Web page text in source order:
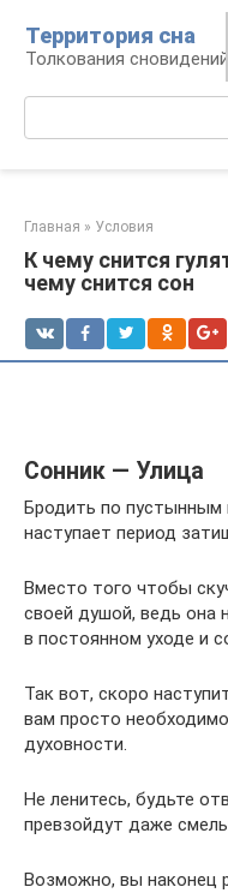
контенту
Территория сна
Толкования сновидений
Главная » Условия
К чему снится
чему снится сон
Сонник — Улица
Бродить по пустынным
наступает период
Вместо того чтобы
своей душой, ведь она
в постоянном уходе и
Так вот, скоро
вам просто
духовности.
Не ленитесь, будьте
превзойдут даже
Возможно, вы наконец